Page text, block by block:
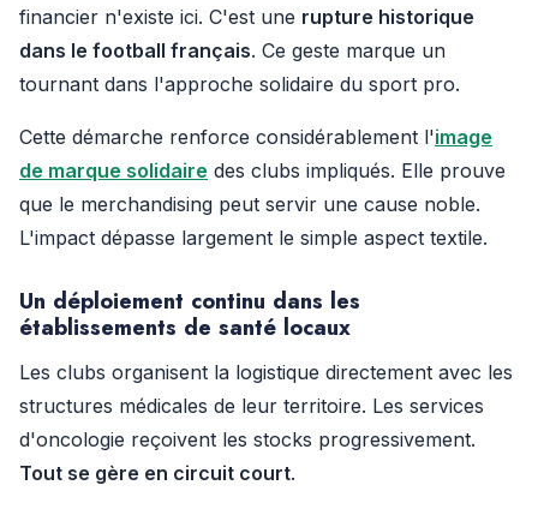
financier n'existe ici. C'est une rupture historique
dans le football français. Ce geste marque un
tournant dans l'approche solidaire du sport pro.
Cette démarche renforce considérablement l'image
de marque solidaire des clubs impliqués. Elle prouve
que le merchandising peut servir une cause noble.
L'impact dépasse largement le simple aspect textile.
Un déploiement continu dans les
établissements de santé locaux
Les clubs organisent la logistique directement avec les
structures médicales de leur territoire. Les services
d'oncologie reçoivent les stocks progressivement.
Tout se gère en circuit court.